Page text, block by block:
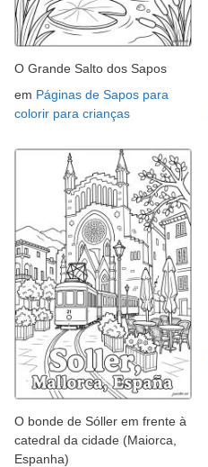
O Grande Salto dos Sapos
em Páginas de Sapos para
colorir para crianças
O bonde de Sóller em frente à
catedral da cidade (Maiorca,
Espanha)